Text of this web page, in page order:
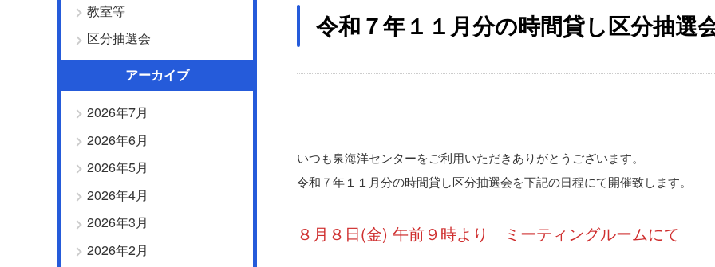
令和７年１１月分の時間貸し区分抽選
いつも泉海洋センターをご利用いただきありがとうございます。
令和７年１１月分の時間貸し区分抽選会を下記の日程にて開催致します。
８月８日(金) 午前９時より ミーティングルームにて
教室等
区分抽選会
アーカイブ
2026年7月
2026年6月
2026年5月
2026年4月
2026年3月
2026年2月